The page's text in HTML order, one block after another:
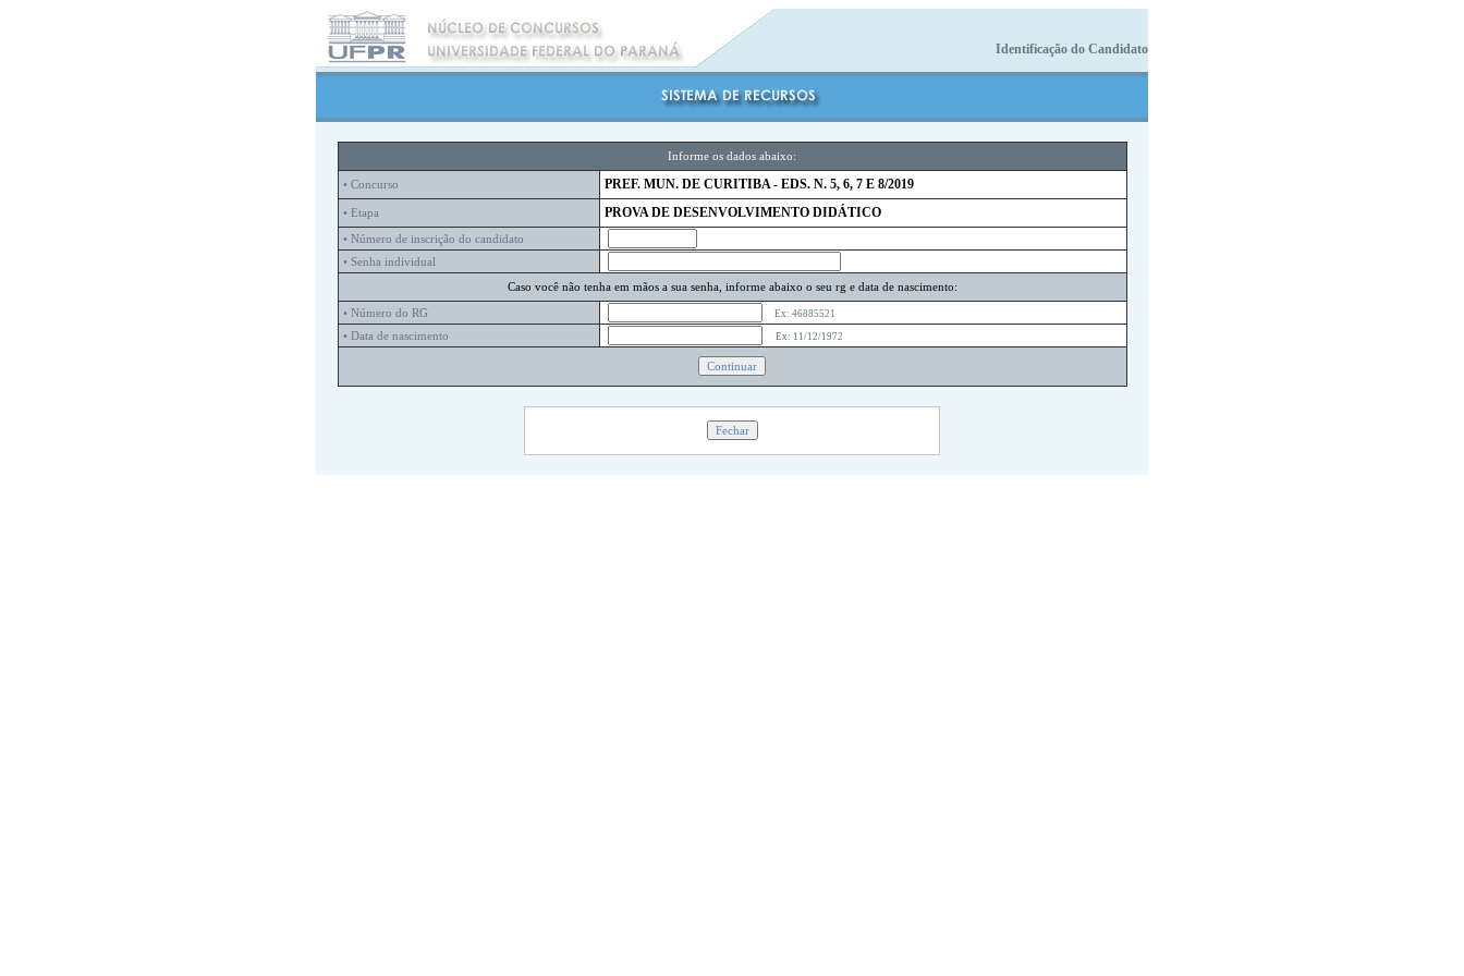
Identificação do Candidato
Informe os dados abaixo:
• Concurso PREF. MUN. DE CURITIBA - EDS. N. 5, 6, 7 E 8/2019
• Etapa PROVA DE DESENVOLVIMENTO DIDÁTICO
• Número de inscrição do candidato
• Senha individual
Caso você não tenha em mãos a sua senha, informe abaixo o seu rg e data de nascimento:
• Número do RG
Ex: 46885521
• Data de nascimento Ex: 11/12/1972